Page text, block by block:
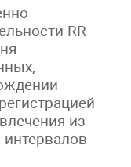
RR
из
интервалов